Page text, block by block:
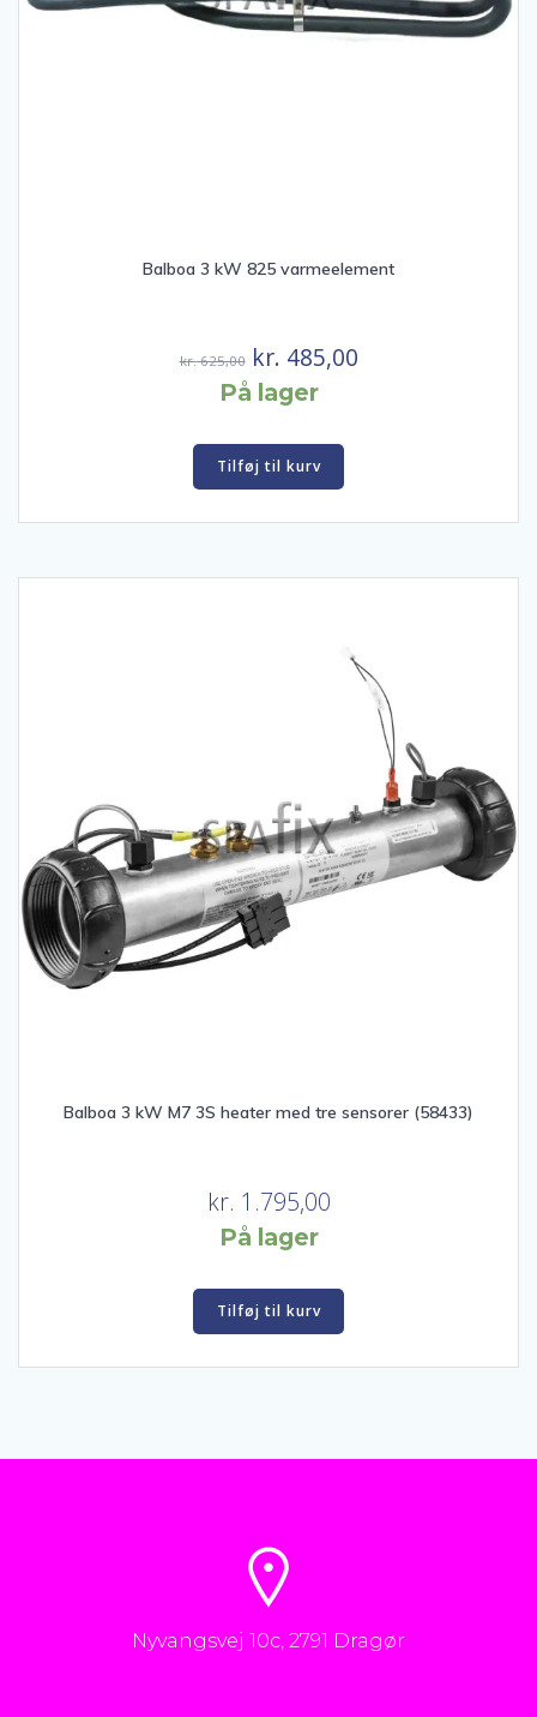
Balboa 3 kW 825 varmeelement
kr.625,00 Den
oprindelige
var:
kr. 625,00.
kr. 485,00Den
På lager
Tilføj til kurv
Balboa 3 kW M7 3S heater med tre sensorer (58433)
kr. 1.795,00
På lager
Tilføj til kurv
Nyvangsvej 10c, 2791 Dragør